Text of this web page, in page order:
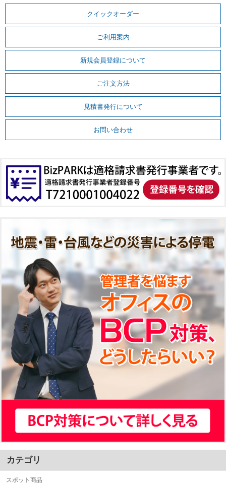
クイックオーダー
ご利用案内
新規会員登録について
ご注文方法
見積書発行について
お問い合わせ
カテゴリ
スポット商品